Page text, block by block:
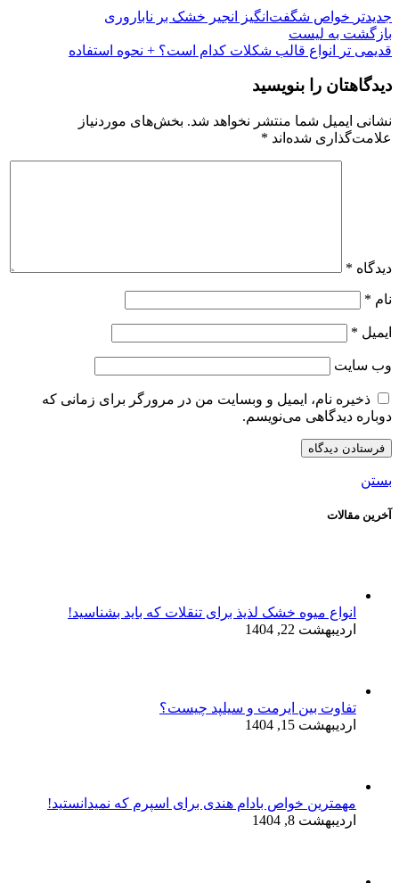
جدیدتر خواص شگفت‌انگیز انجیر خشک بر ناباروری
بازگشت به لیست
قدیمی تر
انواع قالب شکلات کدام است؟ + نحوه استفاده
دیدگاهتان را بنویسید
نشانی ایمیل شما منتشر نخواهد شد. بخش‌های موردنیاز
علامت‌گذاری شده‌اند *
دیدگاه *
نام *
ایمیل *
وب‌ سایت
ذخیره نام، ایمیل و وبسایت من در مرورگر برای زمانی که
دوباره دیدگاهی می‌نویسم.
بستن
آخرین مقالات
انواع میوه خشک لذیذ برای تنقلات که باید بشناسید!
اردیبهشت 22, 1404
تفاوت بین ایرمت و سیلپد چیست؟
اردیبهشت 15, 1404
مهمترین خواص بادام هندی برای اسپرم که نمیدانستید!
اردیبهشت 8, 1404